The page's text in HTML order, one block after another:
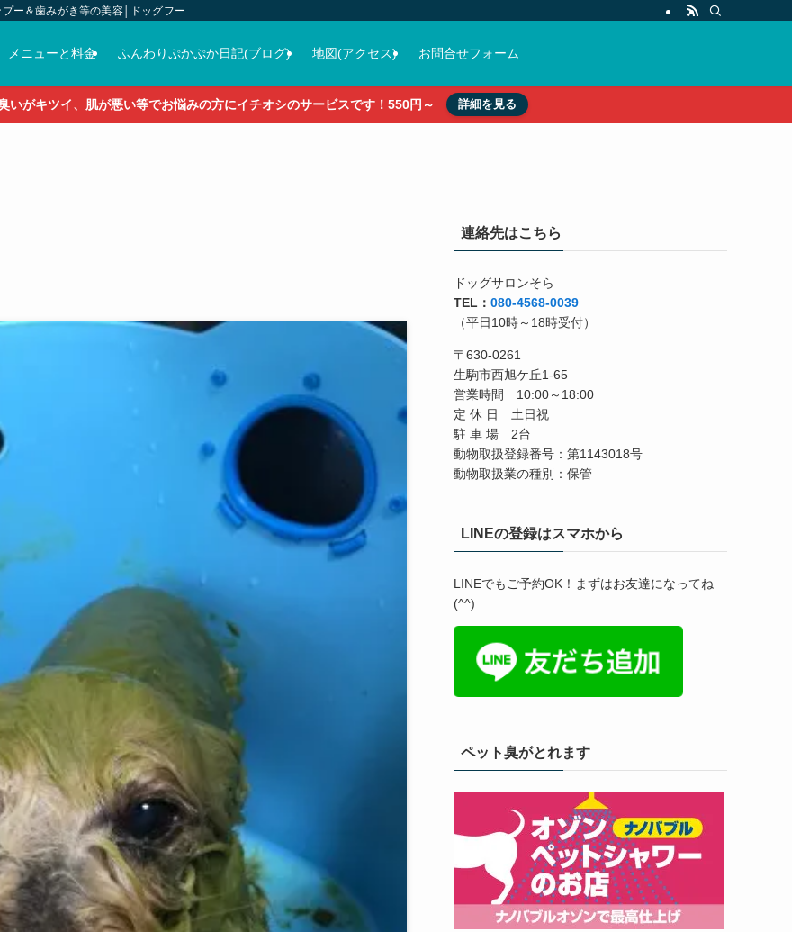
ー＆歯みがき等の美容│ドッグフード＆おやつ＆各種グッズの販売
メニューと料金 ふんわりぷかぷか日記(ブログ) 地図(アクセス) お問合せフォーム
いがキツイ、肌が悪い等でお悩みの方にイチオシのサービスです！550円～ 詳細を見る
連絡先はこちら
ドッグサロンそら
TEL： 080-4568-0039
（平日10時～18時受付）
〒630-0261
生駒市西旭ケ丘1-65
営業時間 10:00～18:00
定 休 日 土日祝
駐 車 場 2台
動物取扱登録番号：第1143018号
動物取扱業の種別：保管
LINEの登録はスマホから
LINEでもご予約OK！まずはお友達になってね
(^^)
ペット臭がとれます